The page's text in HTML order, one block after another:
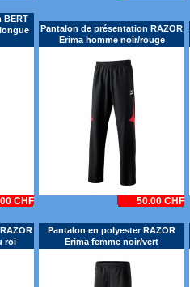
BERT
CHF
Pantalon de présentation RAZOR
Erima homme noir/rouge
50.00 CHF
roi
Pantalon en polyester RAZOR
Erima femme noir/vert